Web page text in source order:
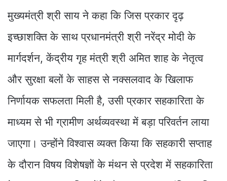
मुख्यमंत्री श्री साय ने कहा कि जिस प्रकार दृढ़
इच्छाशक्ति के साथ प्रधानमंत्री श्री नरेंद्र मोदी के
मार्गदर्शन, केंद्रीय गृह मंत्री श्री अमित शाह के नेतृत्व
और सुरक्षा बलों के साहस से नक्सलवाद के खिलाफ
निर्णायक सफलता मिली है, उसी प्रकार सहकारिता के
माध्यम से भी ग्रामीण अर्थव्यवस्था में बड़ा परिवर्तन लाया
जाएगा। उन्होंने विश्वास व्यक्त किया कि सहकारी सप्ताह
के दौरान विषय विशेषज्ञों के मंथन से प्रदेश में सहकारिता